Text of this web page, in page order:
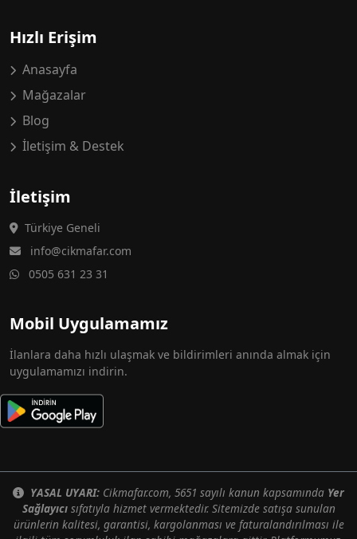
Hızlı Erişim
Anasayfa
Mağazalar
Blog
İletişim & Destek
İletişim
Türkiye Geneli
info@cikmafar.com
0505 631 23 31
Mobil Uygulamamız
İlanlara daha hızlı ulaşmak ve bildirimleri anında almak için
uygulamamızı indirin.
YASAL UYARI: Cikmafar.com, 5651 sayılı kanun kapsamında Yer
Sağlayıcısıfatıyla hizmet vermektedir. Sitemizde satışa sunulan
ürünlerin kalitesi, garantisi, kargolanması ve faturalandırılması ile